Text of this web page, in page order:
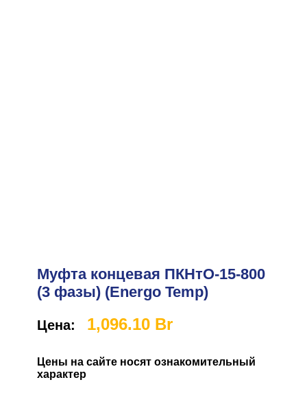
Муфта концевая ПКНтО-15-800
(3 фазы) (Energo Temp)
Цена: 1,096.10 Br
Цены на сайте носят ознакомительный
характер